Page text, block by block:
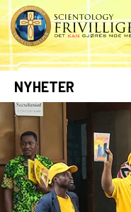
NYHETER